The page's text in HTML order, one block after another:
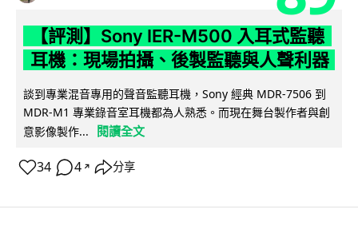
【評測】Sony IER-M500 入耳式監聽
耳機：現場拍攝、後製監聽與人聲利器
談到專業混音專用的聲音監聽耳機，Sony 經典 MDR-7506 到
MDR-M1 專業錄音室耳機都為人熟悉。而現在舞台製作者與創
意影像製作...
閱讀全文
34 4 ↗ 分享